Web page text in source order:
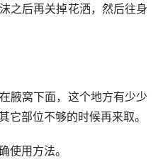
之后再关掉花洒，然后往身
腋窝下面，这个地方有少少
它部位不够的时候再来取。
使用方法。